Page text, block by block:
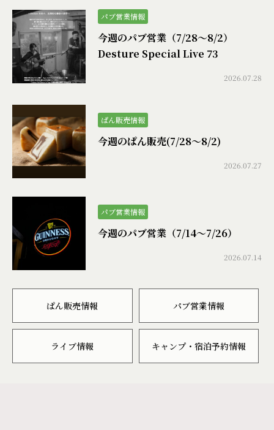
パブ営業情報
今週のパブ営業（7/28〜8/2）
Desture Special Live 73
2026.07.28
ぱん販売情報
今週のぱん販売(7/28〜8/2)
2026.07.27
パブ営業情報
今週のパブ営業（7/14〜7/26）
2026.07.14
ぱん販売情報 パブ営業情報
ライブ情報 キャンプ・宿泊予約情報